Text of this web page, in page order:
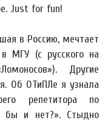
Just for fun!
в Россию, мечтает
МГУ (с русского на
Другие
Об ОТиПЛе я узнала
репетитора по
бы и нет?». Стыдно